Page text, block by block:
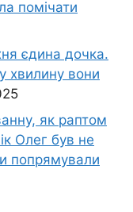
помічати
єдина дочка.
хвилину вони
як раптом
Олег був не
попрямували